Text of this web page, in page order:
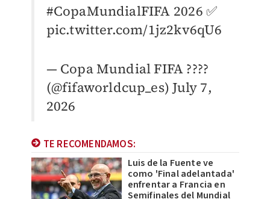
#CopaMundialFIFA 2026 ✅
pic.twitter.com/1jz2kv6qU6
— Copa Mundial FIFA ????
(@fifaworldcup_es)July 7,
2026
TE RECOMENDAMOS:
Luis de la Fuente ve
como 'Final adelantada'
enfrentar a Francia en
Semifinales del Mundial